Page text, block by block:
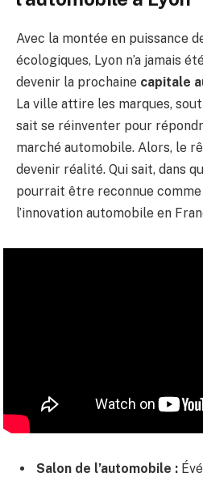
Avec la montée en puissance
écologiques, Lyon n’a jamais
devenir la prochaine capitale
La ville attire les marques,
sait se réinventer pour
marché automobile. Alors, le
devenir réalité. Qui sait, dans
pourrait être reconnue comme
l’innovation automobile en
Salon de l’automobile :